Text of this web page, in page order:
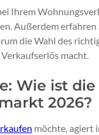
Ihrem
Außerdem
die Wahl des
macht.
Wie ist
2026?
möchte, agiert